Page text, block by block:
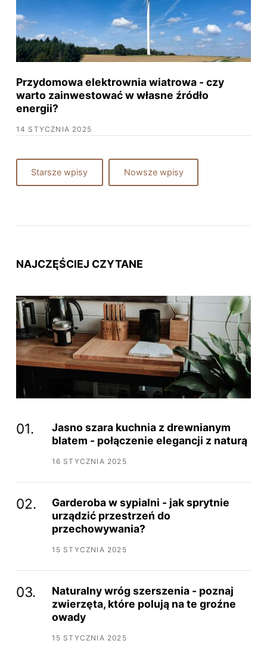
Przydomowa elektrownia wiatrowa - czy
warto zainwestować w własne źródło
energii?
14 STYCZNIA 2025
Starsze wpisy Nowsze wpisy
NAJCZĘŚCIEJ CZYTANE
Jasno szara kuchnia z drewnianym
blatem - połączenie elegancji z naturą
16 STYCZNIA 2025
Garderoba w sypialni - jak sprytnie
urządzić przestrzeń do
przechowywania?
15 STYCZNIA 2025
Naturalny wróg szerszenia - poznaj
zwierzęta, które polują na te groźne
owady
15 STYCZNIA 2025